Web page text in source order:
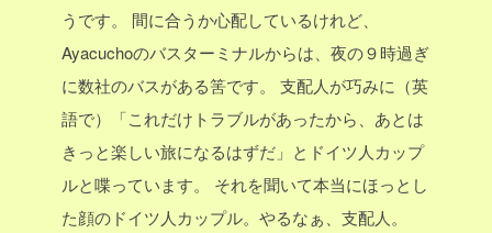
うです。
間に合うか心配しているけれど、
Ayacuchoのバスターミナルからは、夜の９時過ぎ
に数社のバスがある筈です。
支配人が巧みに（英
語で）「これだけトラブルがあったから、あとは
きっと楽しい旅になるはずだ」とドイツ人カップ
ルと喋っています。
それを聞いて本当にほっとし
た顔のドイツ人カップル。やるなぁ、支配人。